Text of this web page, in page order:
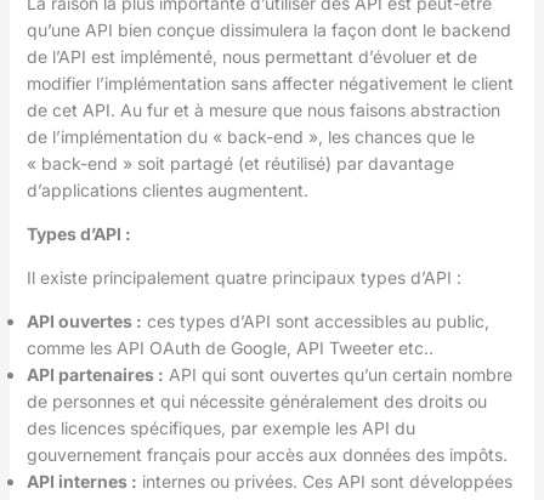
qu’une API bien conçue dissimulera la façon dont le backend
de l’API est implémenté, nous permettant d’évoluer et de
modifier l’implémentation sans affecter négativement le client
de cet API. Au fur et à mesure que nous faisons abstraction
de l’implémentation du « back-end », les chances que le
« back-end » soit partagé (et réutilisé) par davantage
d’applications clientes augmentent.
Types d’API :
Il existe principalement quatre principaux types d’API :
API ouvertes : ces types d’API sont accessibles au public,
comme les API OAuth de Google, API Tweeter etc..
API partenaires : API qui sont ouvertes qu’un certain nombre
de personnes et qui nécessite généralement des droits ou
des licences spécifiques, par exemple les API du
gouvernement français pour accès aux données des impôts.
API internes : internes ou privées. Ces API sont développées